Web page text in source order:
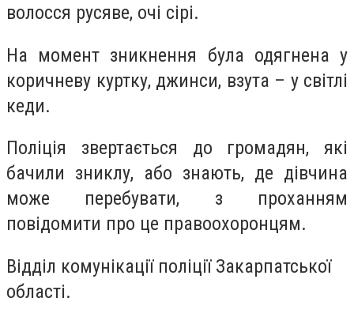
волосся русяве, очi сiрi.
На момент зникнення була одягнена у
коричневу куртку, джинси, взута – у свiтлi
кеди.
Полiцiя звертається до громадян, якi
бачили зниклу, або знають, де дiвчина
може перебувати, з проханням
повiдомити про це правоохоронцям.
Вiддiл комунiкацiї полiцiї Закарпатської
областi.